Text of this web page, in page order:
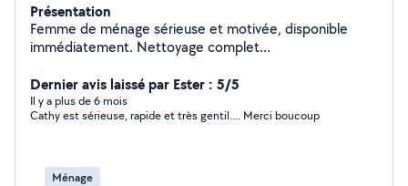
Présentation
Femme de ménage sérieuse et motivée, disponible
immédiatement. Nettoyage complet
Permis B je peux me déplacer facilement. Disponible en
semaine. Tarif attractif pour premiers clients. N'hésitez
pas à me contacter !
Dernier avis laissé par Ester : 5/5
Il y a plus de 6 mois
Cathy est sérieuse, rapide et très gentil.... Merci boucoup
Ménage